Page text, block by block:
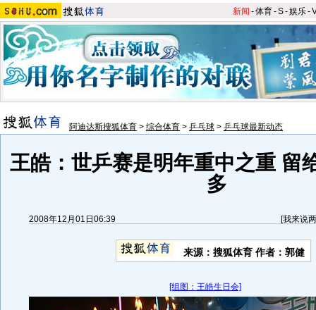
新闻 -体育-S-娱乐-
阿迪达斯搜狐体育 > 综合体育 > 乒乓球 > 乒乓球最新动态
王皓：世乒赛是明年重中之重 留
多
2008年12月01日06:39 [我来说
来源：搜狐体育 作者：郭健
[组图：王皓生日会]